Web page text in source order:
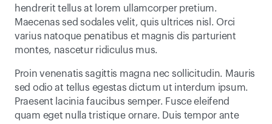
hendrerit tellus at lorem ullamcorper pretium.
Maecenas sed sodales velit, quis ultrices nisl. Orci
varius natoque penatibus et magnis dis parturient
montes, nascetur ridiculus mus.
Proin venenatis sagittis magna nec sollicitudin. Mauris
sed odio at tellus egestas dictum ut interdum ipsum.
Praesent lacinia faucibus semper. Fusce eleifend
quam eget nulla tristique ornare. Duis tempor ante